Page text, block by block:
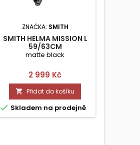
ZNAČKA: SMITH
SMITH HELMA MISSION L
59/63CM
matte black
Cena
2 999 Kč
 Přidat do košíku
 Skladem na prodejně